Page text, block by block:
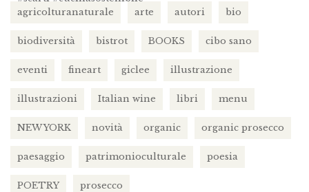
agricolturanaturale
arte autori bio
biodiversità bistrot BOOKS cibo sano
eventi fineart giclee illustrazione
illustrazioni Italian wine libri menu
NEW YORK novità organic organic prosecco
paesaggio patrimonioculturale poesia
POETRY prosecco